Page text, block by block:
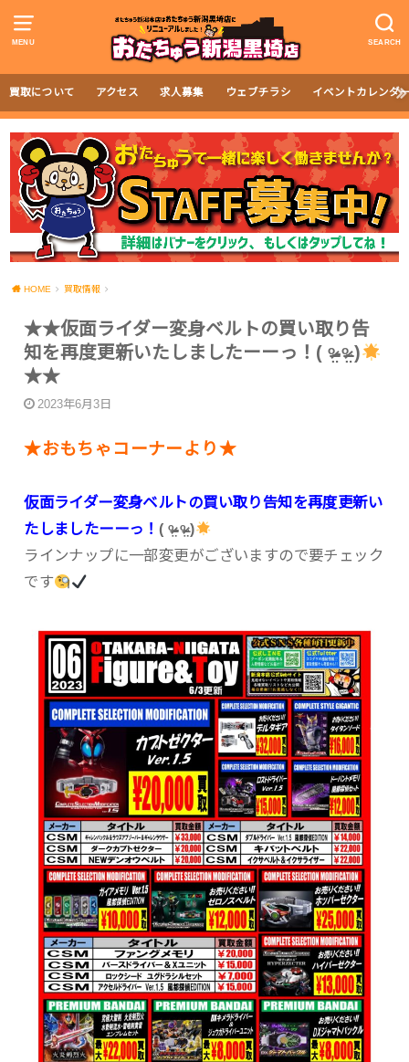
MENU SEARCH
買取について アクセス 求人募集 ウェブチラシ イベントカレンダ
HOME 買取情報
★★仮面ライダー変身ベルトの買い取り告
知を再度更新いたしましたーーっ！( ᵒ̴̶̷̤-ᵒ̴̶̷̤ )
★★
2023年6月3日
★おもちゃコーナーより★
仮面ライダー変身ベルトの買い取り告知を再度更新い
たしましたーーっ！ ( ᵒ̴̶̷̤-ᵒ̴̶̷̤ )
ラインナップに一部変更がございますので要チェック
です